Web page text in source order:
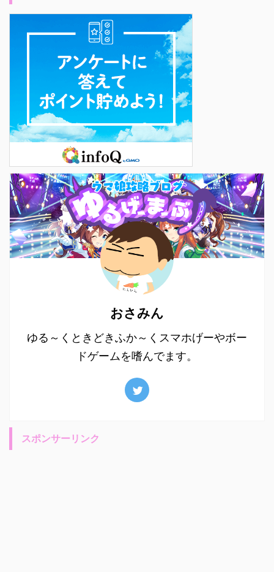
おさみん
ゆる～くときどきふか～くスマホげーやボー
ドゲームを嗜んでます。
スポンサーリンク